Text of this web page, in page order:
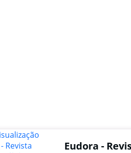
Eudora -